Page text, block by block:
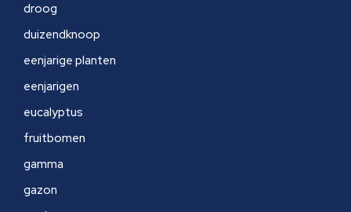
droog
duizendknoop
eenjarige planten
eenjarigen
eucalyptus
fruitbomen
gamma
gazon